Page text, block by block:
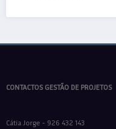
CONTACTOS GESTÃO DE PROJETOS
Cátia Jorge - 926 432 143